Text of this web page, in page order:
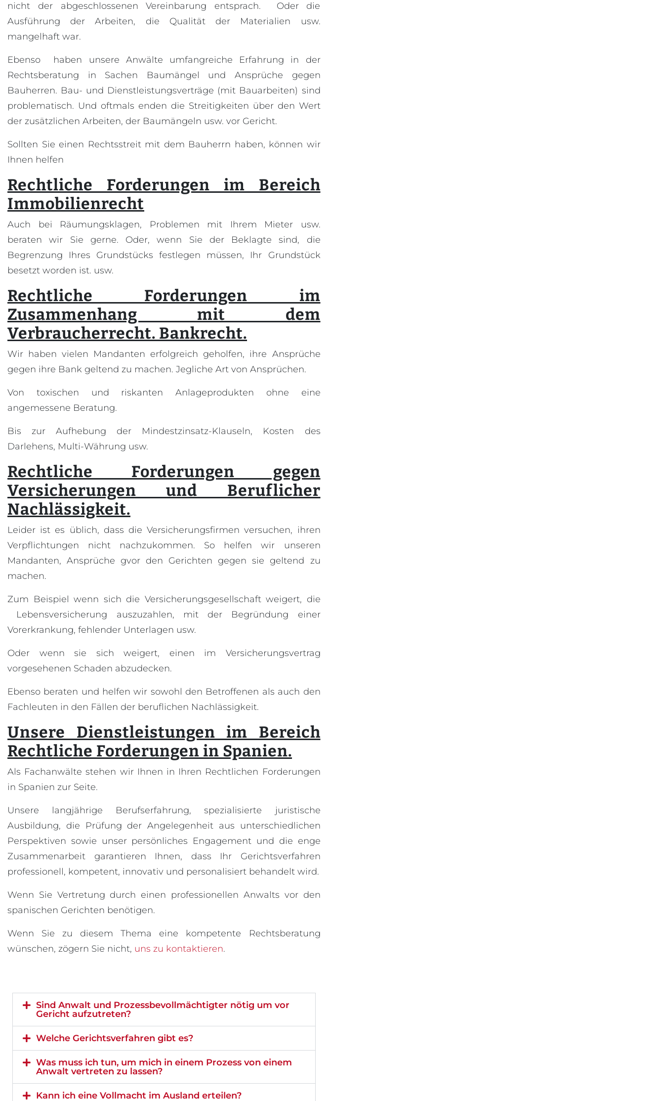
nicht der abgeschlossenen Vereinbarung entsprach. Oder die
Ausführung der Arbeiten, die Qualität der Materialien usw.
mangelhaft war.
Ebenso haben unsere Anwälte umfangreiche Erfahrung in der
Rechtsberatung in Sachen Baumängel und Ansprüche gegen
Bauherren. Bau- und Dienstleistungsverträge (mit Bauarbeiten) sind
problematisch. Und oftmals enden die Streitigkeiten über den Wert
der zusätzlichen Arbeiten, der Baumängeln usw. vor Gericht.
Sollten Sie einen Rechtsstreit mit dem Bauherrn haben, können wir
Ihnen helfen
Rechtliche Forderungen im Bereich
Immobilienrecht
Auch bei Räumungsklagen, Problemen mit Ihrem Mieter usw.
beraten wir Sie gerne. Oder, wenn Sie der Beklagte sind, die
Begrenzung Ihres Grundstücks festlegen müssen, Ihr Grundstück
besetzt worden ist. usw.
Rechtliche Forderungen im
Zusammenhang mit dem
Verbraucherrecht. Bankrecht.
Wir haben vielen Mandanten erfolgreich geholfen, ihre Ansprüche
gegen ihre Bank geltend zu machen. Jegliche Art von Ansprüchen.
Von toxischen und riskanten Anlageprodukten ohne eine
angemessene Beratung.
Bis zur Aufhebung der Mindestzinsatz-Klauseln, Kosten des
Darlehens, Multi-Währung usw.
Rechtliche Forderungen gegen
Versicherungen und Beruflicher
Nachlässigkeit.
Leider ist es üblich, dass die Versicherungsfirmen versuchen, ihren
Verpflichtungen nicht nachzukommen. So helfen wir unseren
Mandanten, Ansprüche gvor den Gerichten gegen sie geltend zu
machen.
Zum Beispiel wenn sich die Versicherungsgesellschaft weigert, die
Lebensversicherung auszuzahlen, mit der Begründung einer
Vorerkrankung, fehlender Unterlagen usw.
Oder wenn sie sich weigert, einen im Versicherungsvertrag
vorgesehenen Schaden abzudecken.
Ebenso beraten und helfen wir sowohl den Betroffenen als auch den
Fachleuten in den Fällen der beruflichen Nachlässigkeit.
Unsere Dienstleistungen im Bereich
Rechtliche Forderungen in Spanien.
Als Fachanwälte stehen wir Ihnen in Ihren Rechtlichen Forderungen
in Spanien zur Seite.
Unsere langjährige Berufserfahrung, spezialisierte juristische
Ausbildung, die Prüfung der Angelegenheit aus unterschiedlichen
Perspektiven sowie unser persönliches Engagement und die enge
Zusammenarbeit garantieren Ihnen, dass Ihr Gerichtsverfahren
professionell, kompetent, innovativ und personalisiert behandelt wird.
Wenn Sie Vertretung durch einen professionellen Anwalts vor den
spanischen Gerichten benötigen.
Wenn Sie zu diesem Thema eine kompetente Rechtsberatung
wünschen, zögern Sie nicht, uns zu kontaktieren.
Sind Anwalt und Prozessbevollmächtigter nötig um vor
Gericht aufzutreten?
Welche Gerichtsverfahren gibt es?
Was muss ich tun, um mich in einem Prozess von einem
Anwalt vertreten zu lassen?
Kann ich eine Vollmacht im Ausland erteilen?